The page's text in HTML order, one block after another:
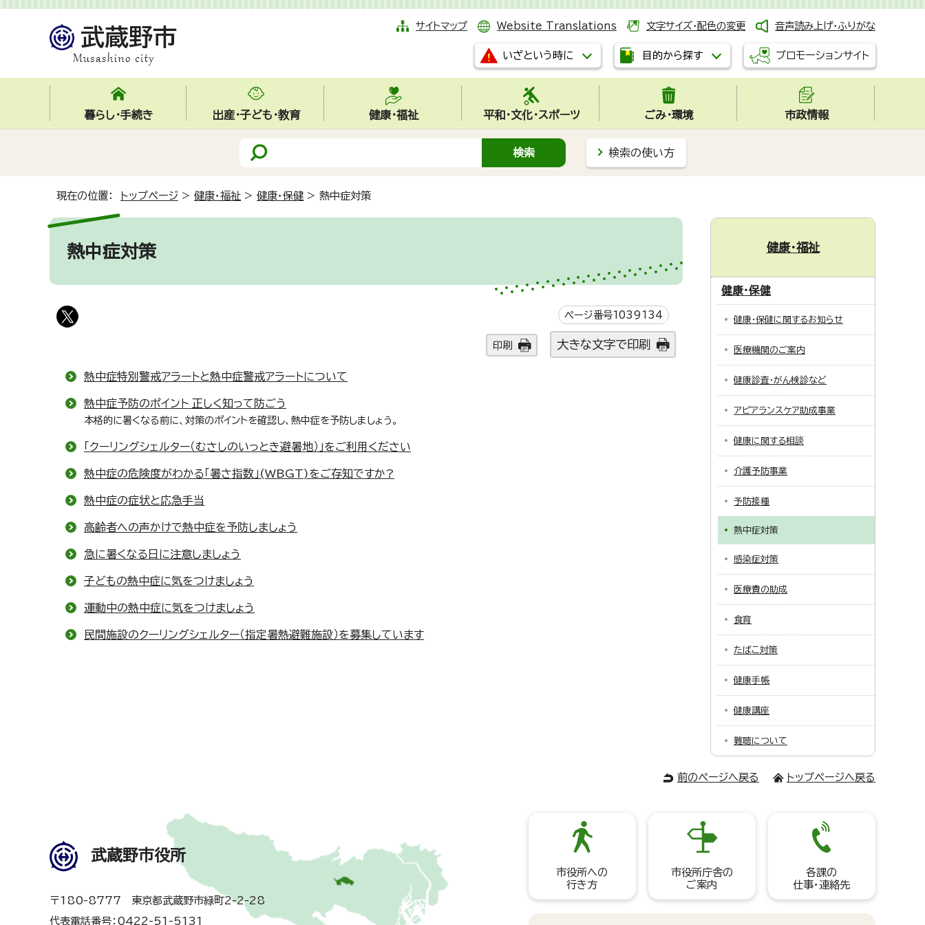
サイトマップ Website Translations 文字サイズ・配色の変更 音声読み上げ・ふりがな
いざという時に 目的から探す プロモーションサイト
暮らし・手続き 出産・子ども・教育 健康・福祉 平和・文化・スポーツ ごみ・環境 市政情報
検索の使い方
現在の位置： トップページ > 健康・福祉 > 健康・保健 > 熱中症対策
熱中症対策
ページ番号1039134
印刷 大きな文字で印刷
熱中症特別警戒アラートと熱中症警戒アラートについて
熱中症予防のポイント 正しく知って防ごう
本格的に暑くなる前に、対策のポイントを確認し、熱中症を予防しましょう。
「クーリングシェルター（むさしのいっとき避暑地）」をご利用ください
熱中症の危険度がわかる「暑さ指数」(WBGT)をご存知ですか?
熱中症の症状と応急手当
高齢者への声かけで熱中症を予防しましょう
急に暑くなる日に注意しましょう
子どもの熱中症に気をつけましょう
運動中の熱中症に気をつけましょう
民間施設のクーリングシェルター（指定暑熱避難施設）を募集しています
健康・福祉
健康・保健
健康・保健に関するお知らせ
医療機関のご案内
健康診査・がん検診など
アピアランスケア助成事業
健康に関する相談
介護予防事業
予防接種
熱中症対策
感染症対策
医療費の助成
食育
たばこ対策
健康手帳
健康講座
難聴について
前のページへ戻る トップページへ戻る
武蔵野市役所
〒180-8777 東京都武蔵野市緑町2-2-28
代表電話番号：0422-51-5131
市役所への
行き方
市役所庁舎の
ご案内
各課の
仕事・連絡先